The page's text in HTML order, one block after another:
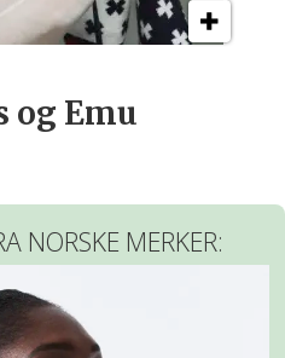
og Emu
NORSKE MERKER: